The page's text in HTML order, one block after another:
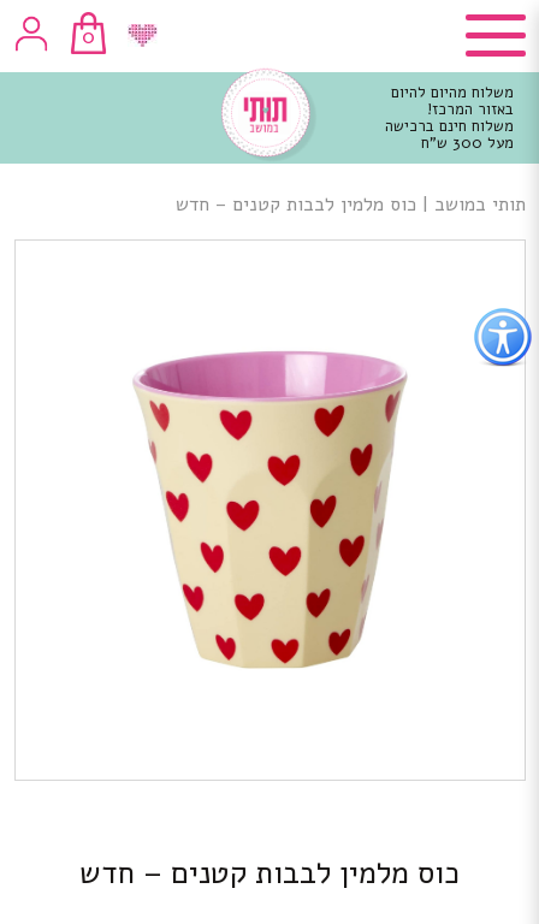
כפתור
לפתיחת
תפריט
נגישות
0
משלוח מהיום להיום
באזור המרכז!
משלוח חינם ברכישה
מעל 300 ש"ח
מרכזי
תותי במושב | כוס מלמין לבבות קטנים – חדש
כוס מלמין לבבות קטנים – חדש